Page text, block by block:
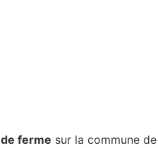
ferme sur la commune de